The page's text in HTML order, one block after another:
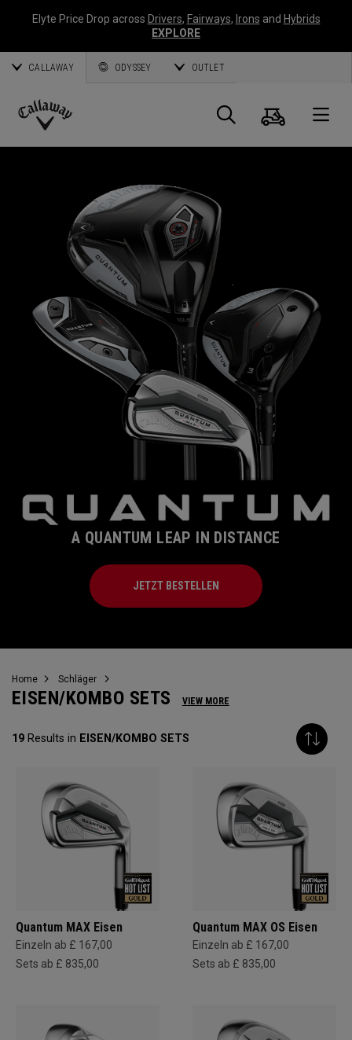
Elyte Price Drop across Drivers, Fairways, Irons and Hybrids
EXPLORE
CALLAWAY ODYSSEY OUTLET
Callaway
Suche
A QUANTUM LEAP IN DISTANCE
JETZT BESTELLEN
Home Schläger
EISEN/KOMBO SETS VIEW MORE
19 Results in EISEN/KOMBO SETS
Quantum MAX Eisen
Einzeln ab £ 167,00
Sets ab £ 835,00
Quantum MAX OS Eisen
Einzeln ab £ 167,00
Sets ab £ 835,00